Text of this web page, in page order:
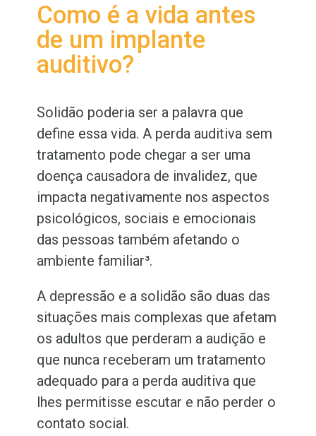
Como é a vida antes
de um implante
auditivo?
Solidão poderia ser a palavra que
define essa vida. A perda auditiva sem
tratamento pode chegar a ser uma
doença causadora de invalidez, que
impacta negativamente nos aspectos
psicológicos, sociais e emocionais
das pessoas também afetando o
ambiente familiar³.
A depressão e a solidão são duas das
situações mais complexas que afetam
os adultos que perderam a audição e
que nunca receberam um tratamento
adequado para a perda auditiva que
lhes permitisse escutar e não perder o
contato social.